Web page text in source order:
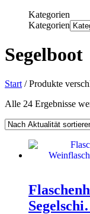
Kategorien
Kategorien
Segelboot
Start / Produkte
Alle 24 Ergebnisse